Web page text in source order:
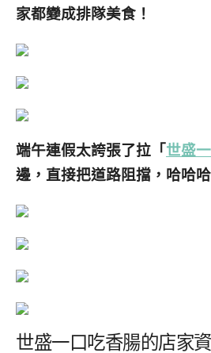
家都變成排隊美食！
端午連假太誇張了拉「世盛
邊，直接把道路阻擋，哈哈
世盛一口吃香腸的店家